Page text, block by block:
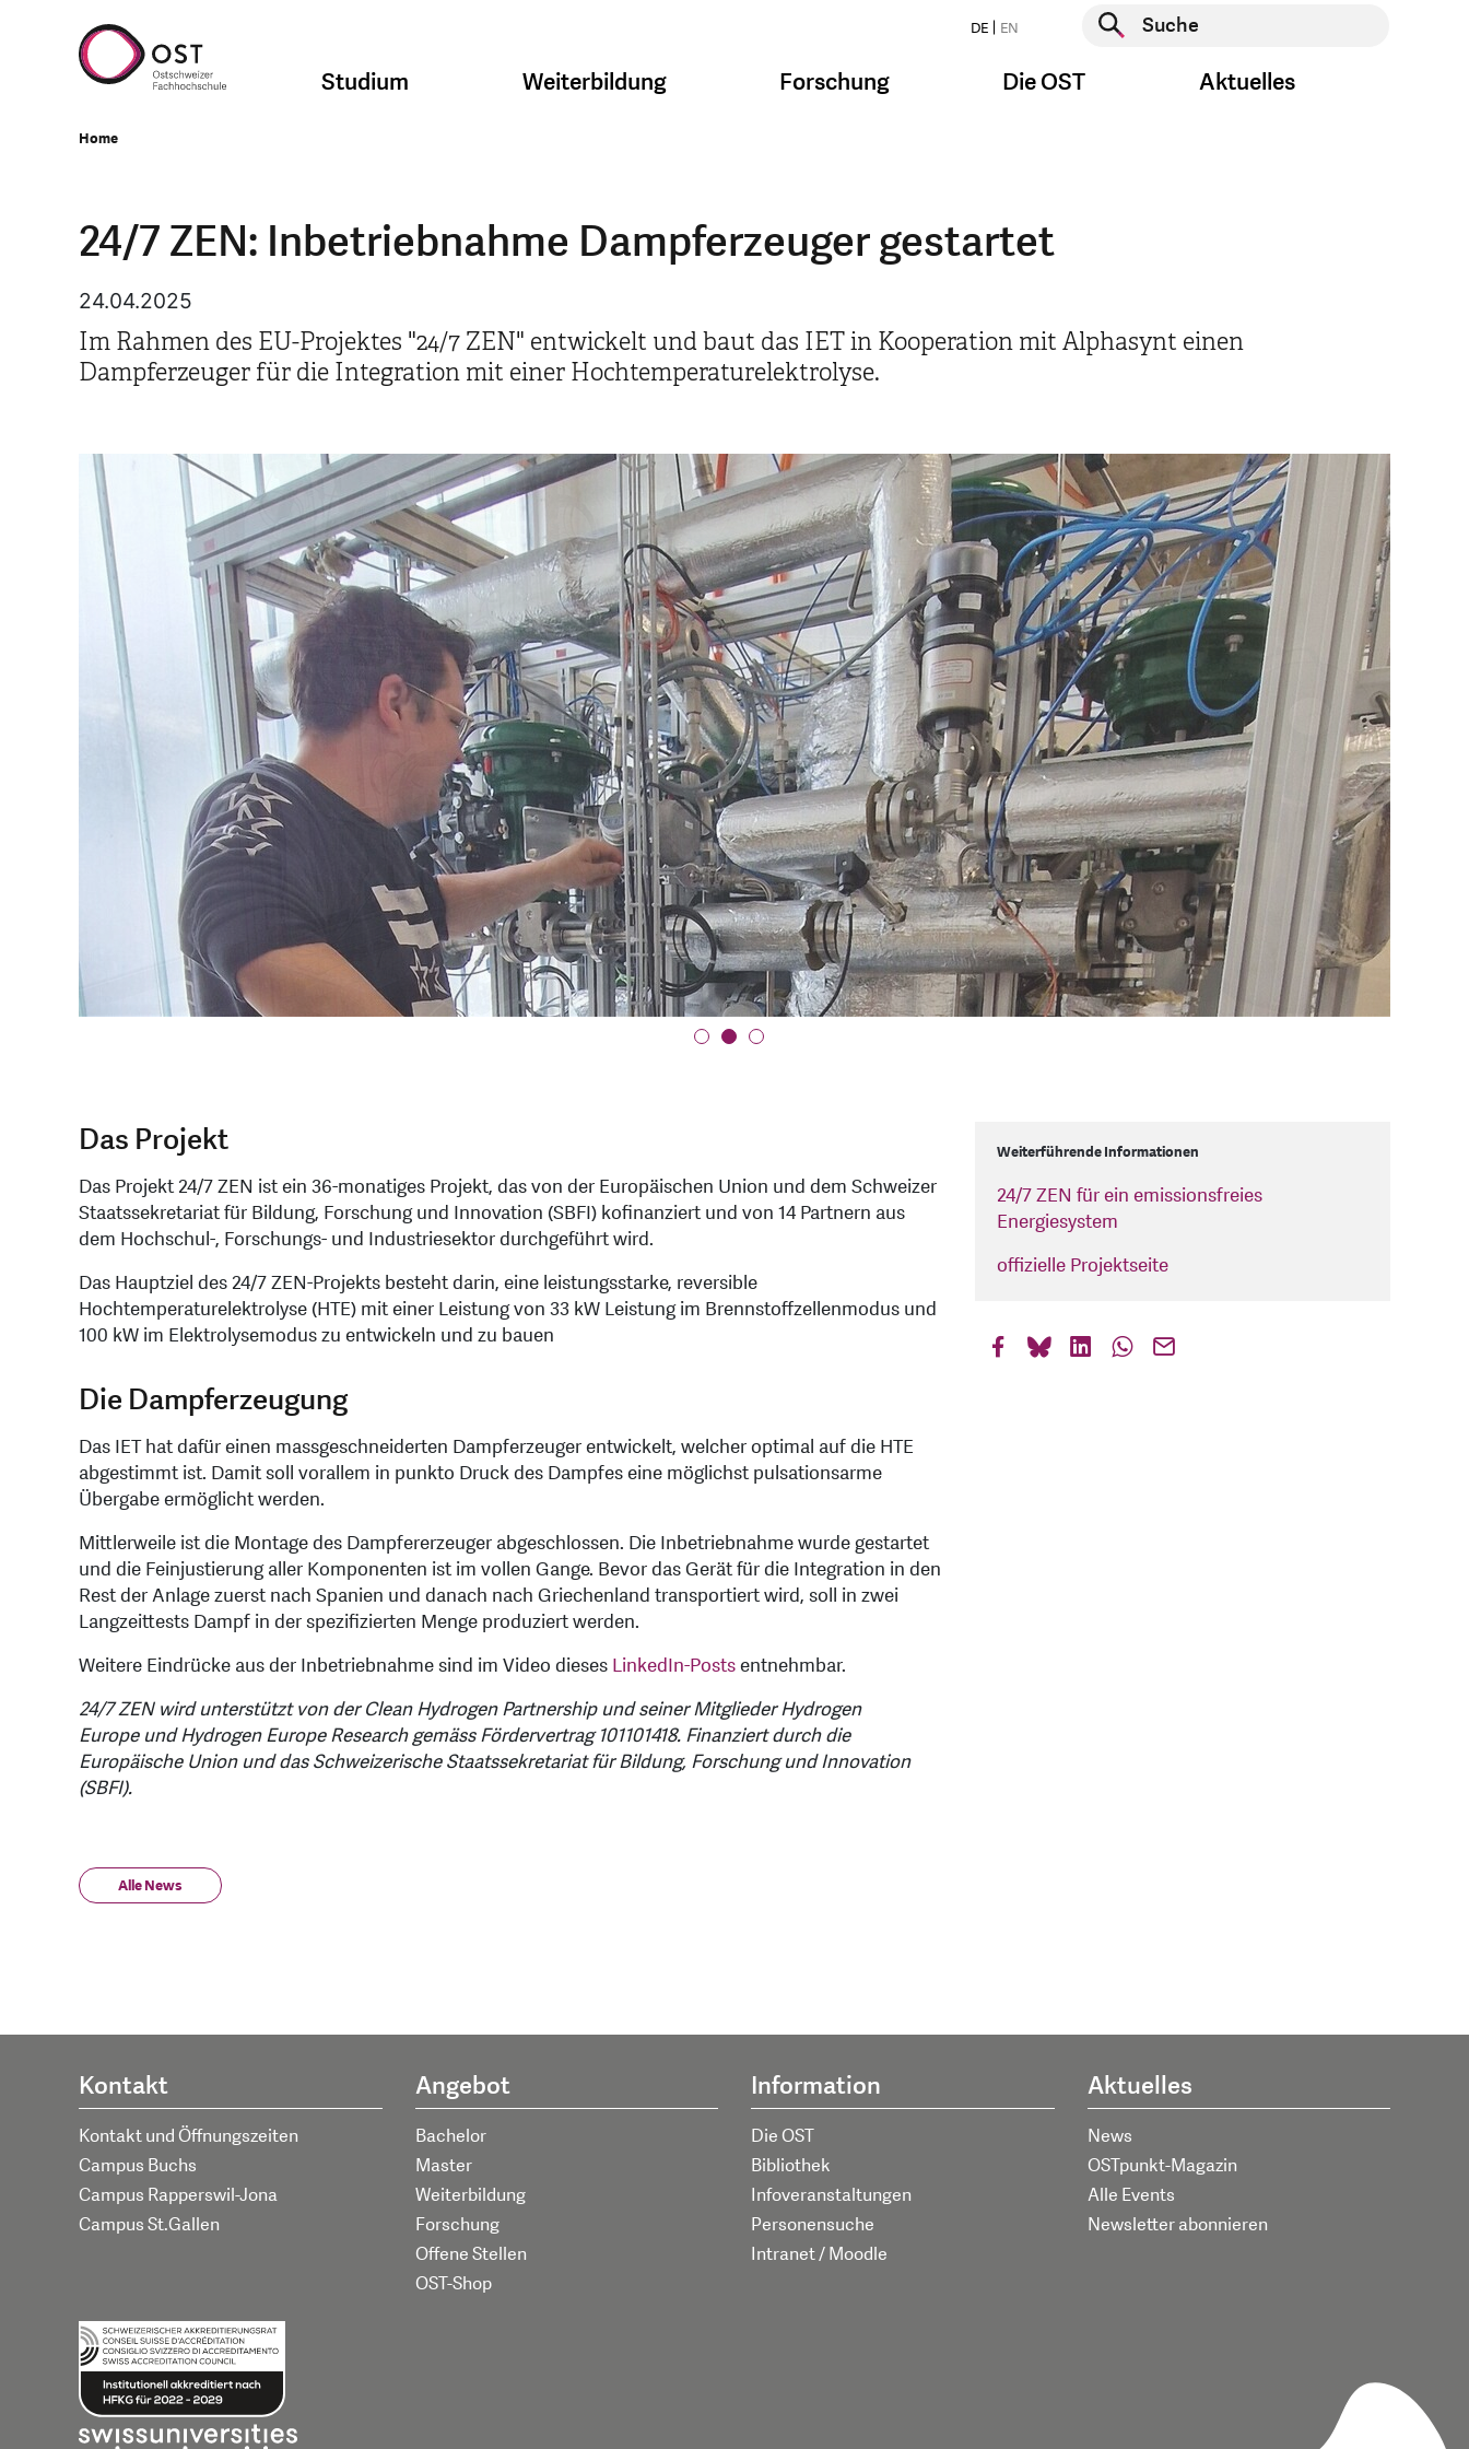
DE EN
Suche starten
Studium Weiterbildung Forschung Die OST Aktuelles
Home
24/7 ZEN: Inbetriebnahme Dampferzeuger gestartet
24.04.2025
Im Rahmen des EU-Projektes "24/7 ZEN" entwickelt und baut das IET in Kooperation mit Alphasynt einen
Dampferzeuger für die Integration mit einer Hochtemperaturelektrolyse.
Das Projekt
Das Projekt 24/7 ZEN ist ein 36-monatiges Projekt, das von der Europäischen Union und dem Schweizer
Staatssekretariat für Bildung, Forschung und Innovation (SBFI) kofinanziert und von 14 Partnern aus
dem Hochschul-, Forschungs- und Industriesektor durchgeführt wird.
Das Hauptziel des 24/7 ZEN-Projekts besteht darin, eine leistungsstarke, reversible
Hochtemperaturelektrolyse (HTE) mit einer Leistung von 33 kW Leistung im Brennstoffzellenmodus und
100 kW im Elektrolysemodus zu entwickeln und zu bauen
Die Dampferzeugung
Das IET hat dafür einen massgeschneiderten Dampferzeuger entwickelt, welcher optimal auf die HTE
abgestimmt ist. Damit soll vorallem in punkto Druck des Dampfes eine möglichst pulsationsarme
Übergabe ermöglicht werden.
Mittlerweile ist die Montage des Dampfererzeuger abgeschlossen. Die Inbetriebnahme wurde gestartet
und die Feinjustierung aller Komponenten ist im vollen Gange. Bevor das Gerät für die Integration in den
Rest der Anlage zuerst nach Spanien und danach nach Griechenland transportiert wird, soll in zwei
Langzeittests Dampf in der spezifizierten Menge produziert werden.
Weitere Eindrücke aus der Inbetriebnahme sind im Video dieses LinkedIn-Postsentnehmbar.
24/7 ZEN wird unterstützt von der Clean Hydrogen Partnership und seiner Mitglieder Hydrogen
Europe und Hydrogen Europe Research gemäss Fördervertrag 101101418. Finanziert durch die
Europäische Union und das Schweizerische Staatssekretariat für Bildung, Forschung und Innovation
(SBFI).
Alle News
Weiterführende Informationen
24/7 ZEN für ein emissionsfreies
Energiesystem
offizielle Projektseite
Kontakt
Kontakt und Öffnungszeiten
Campus Buchs
Campus Rapperswil-Jona
Campus St.Gallen
Angebot
Bachelor
Master
Weiterbildung
Forschung
Offene Stellen
OST-Shop
Information
Die OST
Bibliothek
Infoveranstaltungen
Personensuche
Intranet / Moodle
Aktuelles
News
OSTpunkt-Magazin
Alle Events
Newsletter abonnieren